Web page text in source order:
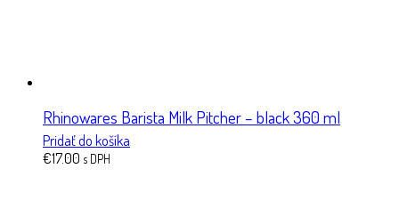
Rhinowares Barista Milk Pitcher – black 360 ml
Pridať do košíka
€17.00 s DPH